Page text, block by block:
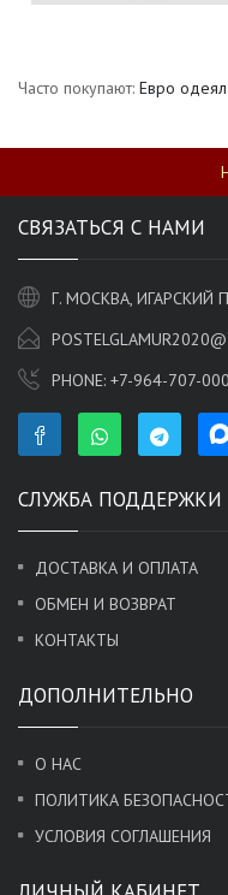
Часто покупают: Евро
СВЯЗАТЬСЯ С НАМИ
Г. МОСКВА, ИГАРСКИЙ
PHONE: +7-964-707-
СЛУЖБА ПОДДЕРЖКИ
ДОСТАВКА И ОПЛАТА
ОБМЕН И ВОЗВРАТ
КОНТАКТЫ
ДОПОЛНИТЕЛЬНО
О НАС
ПОЛИТИКА
УСЛОВИЯ СОГЛАШЕНИЯ